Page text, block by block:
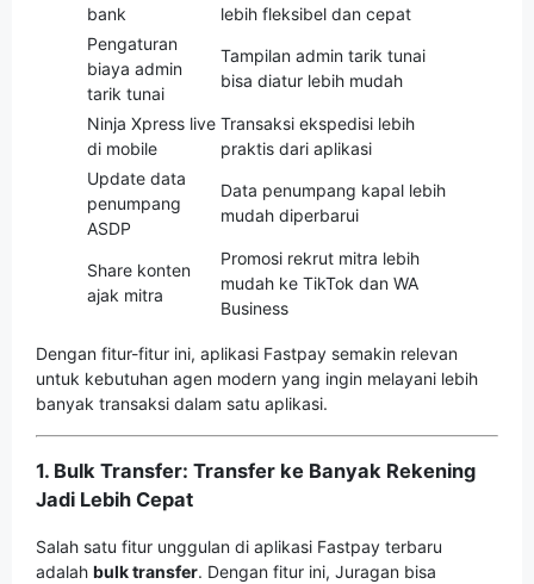
bank
lebih fleksibel dan cepat
Pengaturan
biaya admin
tarik tunai
Tampilan admin tarik tunai
bisa diatur lebih mudah
Ninja Xpress live
di mobile
Transaksi ekspedisi lebih
praktis dari aplikasi
Update data
penumpang
ASDP
Data penumpang kapal lebih
mudah diperbarui
Share konten
ajak mitra
Promosi rekrut mitra lebih
mudah ke TikTok dan WA
Business
Dengan fitur-fitur ini, aplikasi Fastpay semakin relevan
untuk kebutuhan agen modern yang ingin melayani lebih
banyak transaksi dalam satu aplikasi.
1. Bulk Transfer: Transfer ke Banyak Rekening
Jadi Lebih Cepat
Salah satu fitur unggulan di aplikasi Fastpay terbaru
adalah bulk transfer. Dengan fitur ini, Juragan bisa